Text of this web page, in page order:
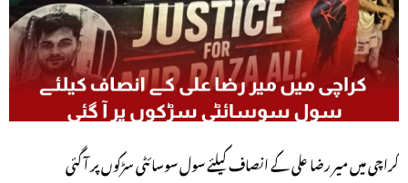
کراچی میں میر رضا علی کے انصاف کیلئے سول سوسائٹی سڑکوں پر آ گئی